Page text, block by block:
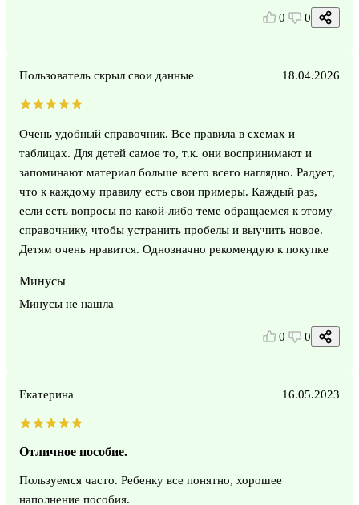
0 0
Пользователь скрыл свои данные 18.04.2026
Очень удобный справочник. Все правила в схемах и
таблицах. Для детей самое то, т.к. они воспринимают и
запоминают материал больше всего всего наглядно. Радует,
что к каждому правилу есть свои примеры. Каждый раз,
если есть вопросы по какой-либо теме обращаемся к этому
справочнику, чтобы устранить пробелы и выучить новое.
Детям очень нравится. Однозначно рекомендую к покупке
Минусы
Минусы не нашла
0 0
Екатерина 16.05.2023
Отличное пособие.
Пользуемся часто. Ребенку все понятно, хорошее
наполнение пособия.